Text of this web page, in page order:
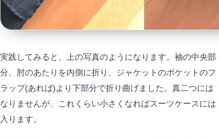
実践してみると、上の写真のようになります。袖の中央部
分、肘のあたりを内側に折り、ジャケットのポケットのフ
ラップ(あれば)より下部分で折り曲げました。真二つには
なりませんが、これくらい小さくなればスーツケースには
入ります。